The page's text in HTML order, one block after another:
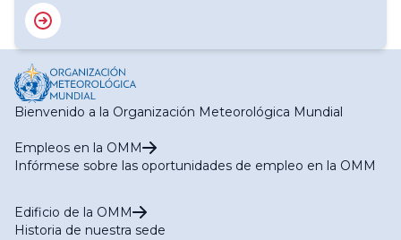
Bienvenido a la Organización Meteorológica Mundial
Empleos en la OMM
Infórmese sobre las oportunidades de empleo en la OMM
Edificio de la OMM
Historia de nuestra sede